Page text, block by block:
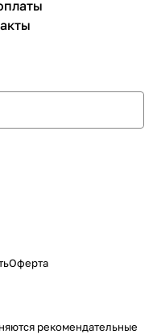
и
Оферта
рекомендательные